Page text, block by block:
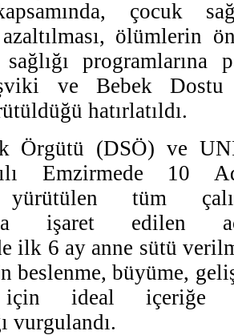
çocuk
azaltılması, ölümlerin
programlarına
ve Bebek Dostu
hatırlatıldı.
Örgütü (DSÖ) ve
Emzirmede 10
yürütülen tüm
işaret edilen
ilk 6 ay anne sütü
beslenme, büyüme,
için ideal içeriğe
vurgulandı.